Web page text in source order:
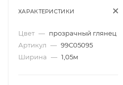
ХАРАКТЕРИСТИКИ
Цвет — прозрачный глянец
Артикул — 99C05095
Ширина — 1,05м